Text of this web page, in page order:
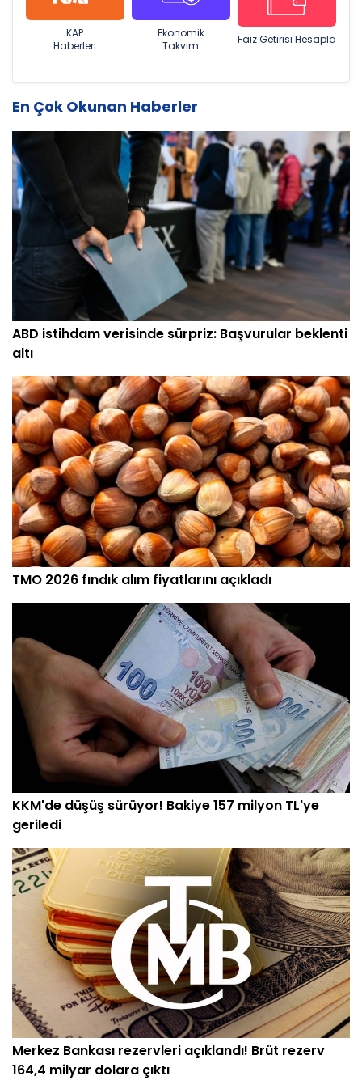
KAP
Haberleri
Ekonomik
Takvim
Faiz Getirisi Hesapla
En Çok Okunan Haberler
ABD istihdam verisinde sürpriz: Başvurular beklenti
altı
TMO 2026 fındık alım fiyatlarını açıkladı
KKM'de düşüş sürüyor! Bakiye 157 milyon TL'ye
geriledi
Merkez Bankası rezervleri açıklandı! Brüt rezerv
164,4 milyar dolara çıktı